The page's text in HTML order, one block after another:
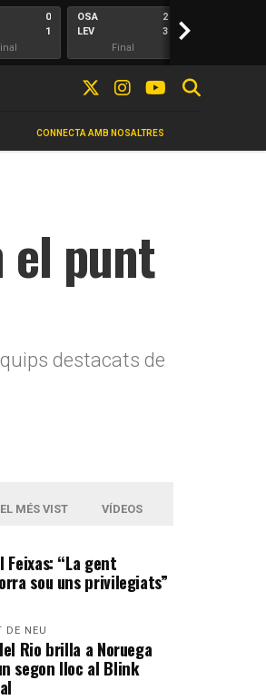
0
1
OSA
LEV
2
3
Final
>
CONNECTA AMB NOSALTRES
el punt
destacats de
EL MÉS VIST VÍDEOS
Feixas: “La gent
sou uns privilegiats”
DE NEU
Rio brilla a Noruega
segon lloc al Blink